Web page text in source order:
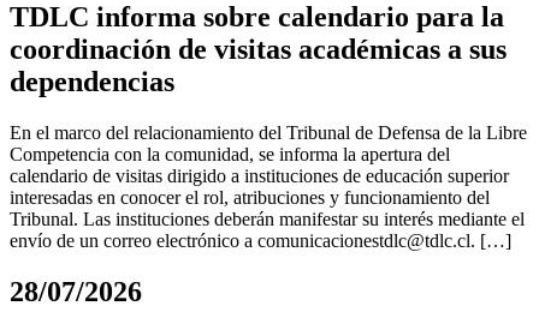
TDLC informa sobre calendario para la
coordinación de visitas académicas a sus
dependencias
En el marco del relacionamiento del Tribunal de Defensa de la Libre
Competencia con la comunidad, se informa la apertura del
calendario de visitas dirigido a instituciones de educación superior
interesadas en conocer el rol, atribuciones y funcionamiento del
Tribunal. Las instituciones deberán manifestar su interés mediante el
envío de un correo electrónico a comunicacionestdlc@tdlc.cl. […]
28/07/2026